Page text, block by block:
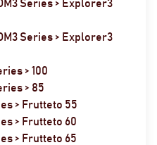
Series > Explorer3
Series > Explorer3
> 100
> 85
> Frutteto 55
> Frutteto 60
> Frutteto 65